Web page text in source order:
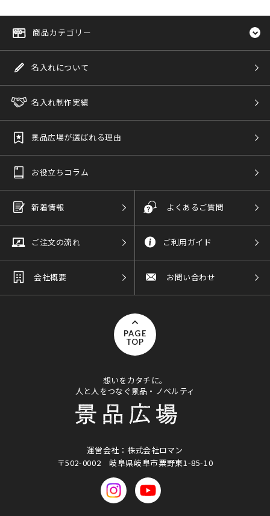
商品カテゴリー
名入れについて
名入れ制作実績
景品広場が選ばれる理由
お役立ちコラム
新着情報 よくあるご質問
ご注文の流れ ご利用ガイド
会社概要 お問い合わせ
PAGE
TOP
想いをカタチに。
人と人をつなぐ景品・ノベルティ
運営会社：株式会社ロマン
〒502-0002岐阜県岐阜市粟野東1-85-10